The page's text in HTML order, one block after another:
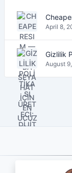
April 8,
August